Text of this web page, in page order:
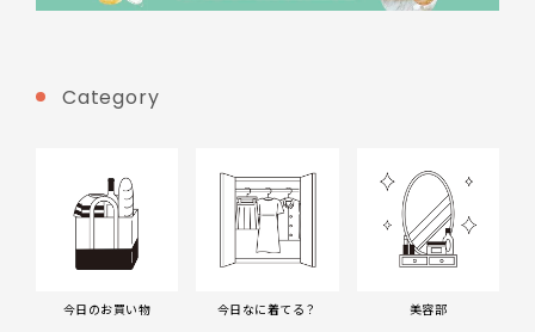
Category
今日のお買い物 今日なに着てる？ 美容部